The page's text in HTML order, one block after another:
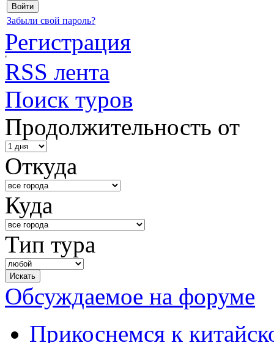
Забыли свой пароль?
Регистрация
RSS лента
Поиск туров
Продолжительность от
Откуда
Куда
Тип тура
Обсуждаемое на форуме
Прикоснемся к